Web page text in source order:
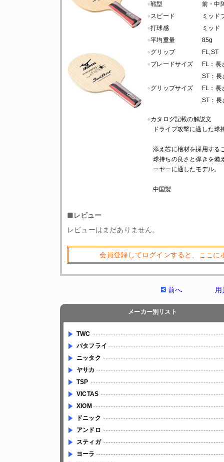
●戦型
前・中
●スピード
ミッド
●打球感
ミッド
●平均重量
85g
●グリップ
FL,ST
●ブレードサイズ
FL：長
ST：長
●グリップサイズ
FL：長
ST：長
●カタログ記載の解説文
ドライブ攻撃に適した球
添え芯に檜材を採用する
球持ちの良さと弾きを備
ーヤーに適したモデル。
中国製
■レビュー
レビューはまだありません。
会員登録してログインすると、ここ
前へ
メーカー別リスト
TWC
バタフライ
ニッタク
ヤサカ
TSP
VICTAS
XIOM
ドニック
アンドロ
スティガ
ヨーラ